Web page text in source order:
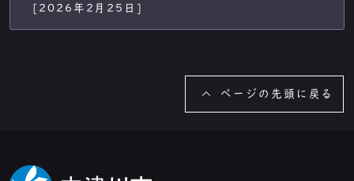
[2026年2月25日]
ページの先頭に戻る